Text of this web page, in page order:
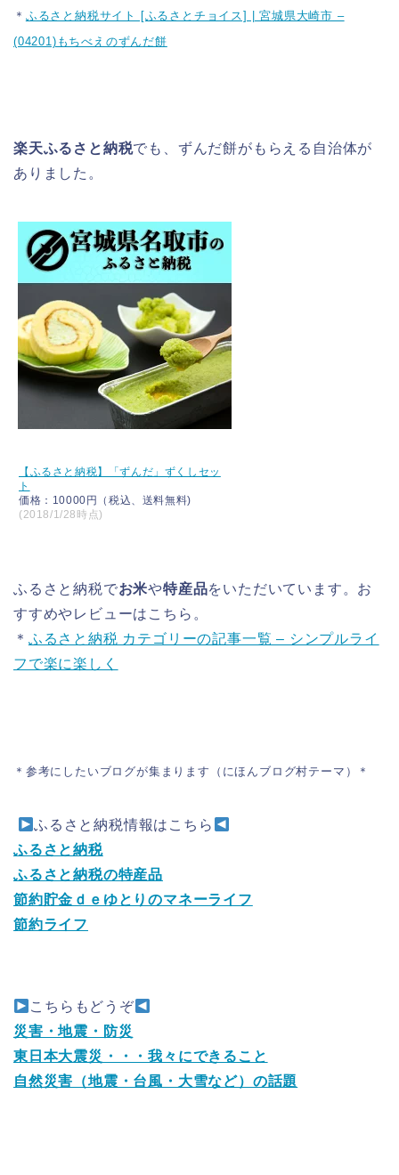
＊ ふるさと納税サイト [ふるさとチョイス] | 宮城県大崎市 –
(04201)もちべえのずんだ餅
楽天ふるさと納税でも、ずんだ餅がもらえる自治体が
ありました。
【ふるさと納税】「ずんだ」ずくしセッ
ト
価格：10000円（税込、送料無料)
(2018/1/28時点)
ふるさと納税でお米や特産品をいただいています。お
すすめやレビューはこちら。
＊ ふるさと納税 カテゴリーの記事一覧 – シンプルライ
フで楽に楽しく
＊参考にしたいブログが集まります（にほんブログ村テーマ）＊
ふるさと納税情報はこちら
ふるさと納税
ふるさと納税の特産品
節約貯金ｄｅゆとりのマネーライフ
節約ライフ
こちらもどうぞ
災害・地震・防災
東日本大震災・・・我々にできること
自然災害（地震・台風・大雪など）の話題